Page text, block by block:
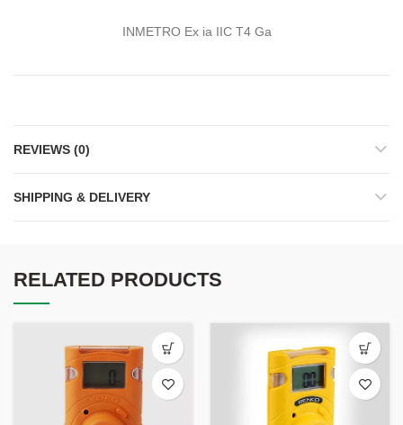
INMETRO Ex ia IIC T4 Ga
REVIEWS (0)
SHIPPING & DELIVERY
RELATED PRODUCTS